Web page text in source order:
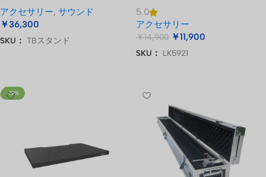
アクセサリー, サウンド
￥36,300
SKU： TBスタンド
5.0
アクセサリー
￥14,900 ￥11,900
SKU： LK5921
-19%